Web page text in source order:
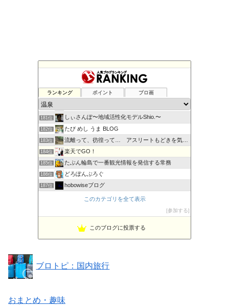
ランキング ポイント ブロ画
国内の宿泊予約サイト
キャンピングカーでお出かけ
179位 九州！旅と趣味日記
180位
181位 しぃさんぽ〜地域活性化モデルShio.〜
182位 たび めし うま BLOG
183位 流離って、彷徨って… アスリートもどきを気取る
184位 楽天でGO！
185位 たぶん輪島で一番観光情報を発信する常務
186位 どろぽんぶろぐ
187位 hobowiseブログ
GOOD LIFE★GOOD DAY
「四季の宿 さひめ野」歳時記
このカテゴリを全て表示
参加する
このブログに投票する
ブロトピ：国内旅行
おまとめ・趣味